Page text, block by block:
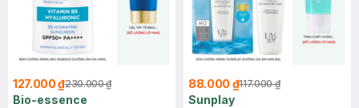
127.000 ₫230.000 ₫
Bio-essence
88.000 ₫117.000 ₫
Sunplay